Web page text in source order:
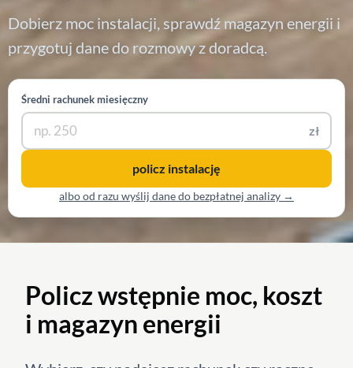
Dobierz moc instalacji, sprawdź magazyn energii i
przygotuj dane do rozmowy z doradcą.
Średni rachunek miesięczny
zł
policz instalację
albo od razu wyślij dane do bezpłatnej analizy →
Policz wstępnie moc, koszt
i magazyn energii